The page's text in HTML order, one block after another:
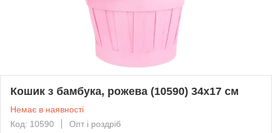
Кошик з бамбука, рожева (10590) 34х17 см
Немає в наявності
Код: 10590
Опт і роздріб